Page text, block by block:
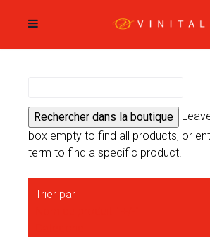
box empty to find all products, or
term to find a specific product.
Trier par